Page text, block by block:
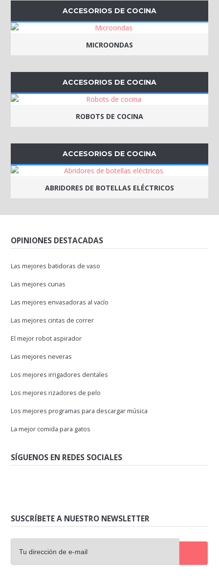
ACCESORIOS DE COCINA
MICROONDAS
ACCESORIOS DE COCINA
ROBOTS DE COCINA
ACCESORIOS DE COCINA
ABRIDORES DE BOTELLAS ELÉCTRICOS
OPINIONES DESTACADAS
Las mejores batidoras de vaso
Las mejores cunas
Las mejores envasadoras al vacío
Las mejores cintas de correr
El mejor robot aspirador
Las mejores neveras
Los mejores irrigadores dentales
Los mejores rizadores de pelo
Los mejores programas para descargar música
La mejor comida para gatos
SÍGUENOS EN REDES SOCIALES
SUSCRÍBETE A NUESTRO NEWSLETTER